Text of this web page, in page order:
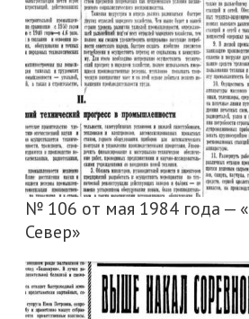
№ 106 от мая 1984 года —
Север»